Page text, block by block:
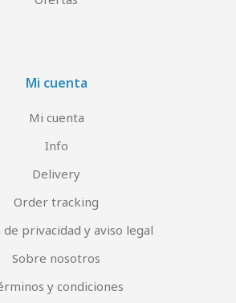
Mi cuenta
Mi cuenta
Info
Delivery
Order tracking
de privacidad y aviso legal
Sobre nosotros
y condiciones